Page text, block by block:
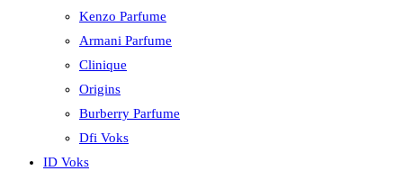
Kenzo Parfume
Armani Parfume
Clinique
Origins
Burberry Parfume
Dfi Voks
ID Voks